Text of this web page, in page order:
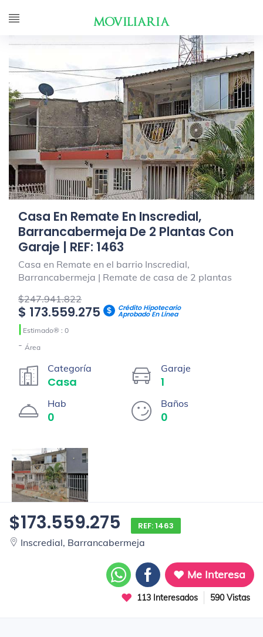
Casa En Remate En Inscredial,
Barrancabermeja De 2 Plantas Con
Garaje | REF: 1463
Casa en Remate en el barrio Inscredial,
Barrancabermeja | Remate de casa de 2 plantas
$247.941.822
$ 173.559.275 Crédito Hipotecario
Aprobado En Línea
| Estimado® : 0
- Área
Categoría
Casa
Garaje
1
Hab
0
Baños
0
$173.559.275 REF: 1463
Inscredial, Barrancabermeja
Me Interesa
113 Interesados 590 Vistas